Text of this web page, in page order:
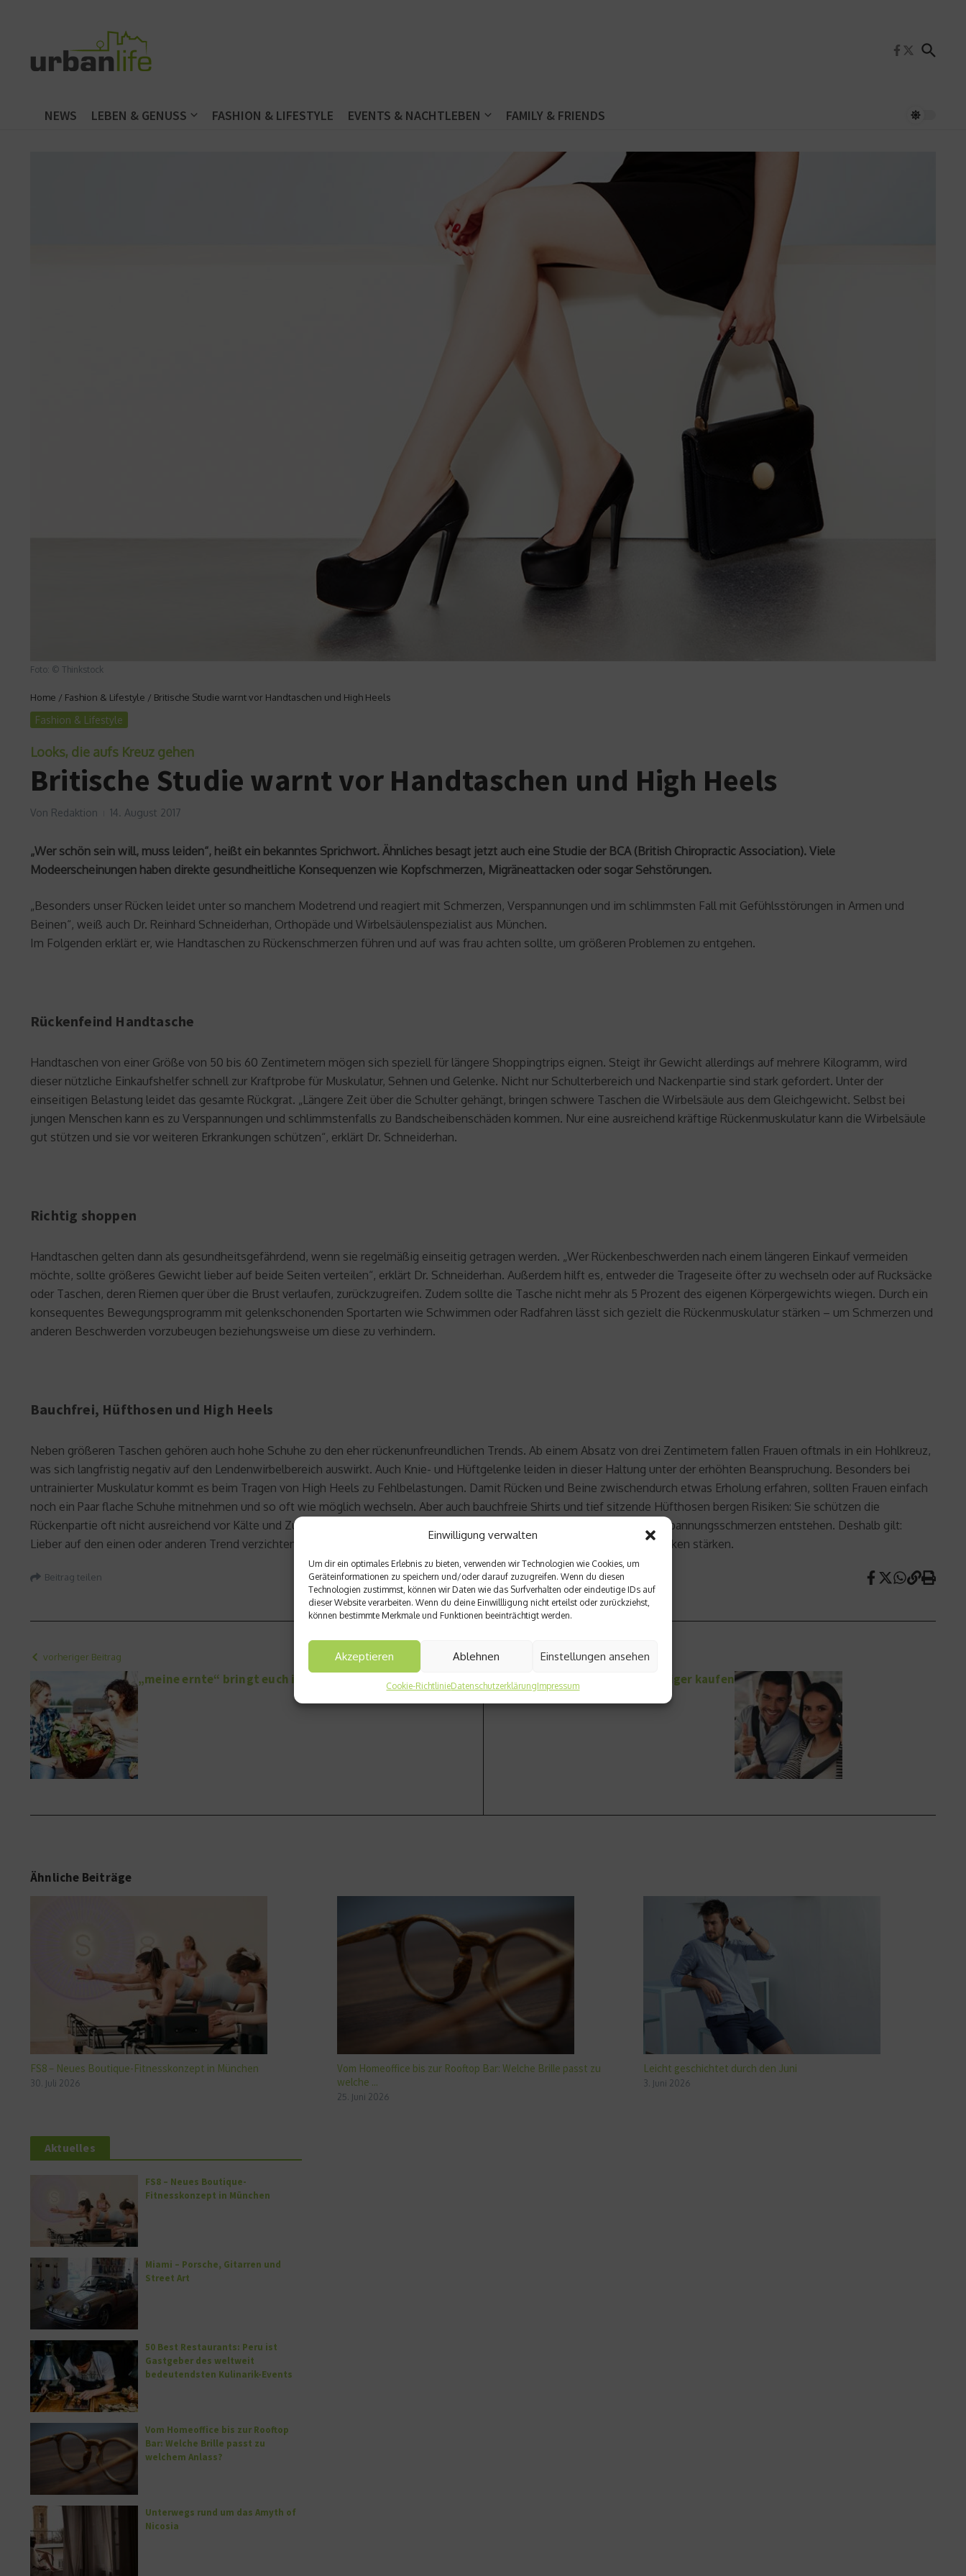
Einwilligung verwalten
Um dir ein optimales Erlebnis zu bieten, verwenden wir Technologien wie Cookies, um
Geräteinformationen zu speichern und/oder darauf zuzugreifen. Wenn du diesen
Technologien zustimmst, können wir Daten wie das Surfverhalten oder eindeutige IDs auf
dieser Website verarbeiten. Wenn du deine Einwillligung nicht erteilst oder zurückziehst,
können bestimmte Merkmale und Funktionen beeinträchtigt werden.
Akzeptieren Ablehnen Einstellungen ansehen
Cookie-RichtlinieDatenschutzerklärungImpressum
NEWS LEBEN & GENUSS FASHION & LIFESTYLE EVENTS & NACHTLEBEN FAMILY & FRIENDS
Foto: © Thinkstock
Home / Fashion & Lifestyle / Britische Studie warnt vor Handtaschen und High Heels
Fashion & Lifestyle
Looks, die aufs Kreuz gehen
Britische Studie warnt vor Handtaschen und High Heels
Von Redaktion 14. August 2017
„Wer schön sein will, muss leiden“, heißt ein bekanntes Sprichwort. Ähnliches besagt jetzt auch eine Studie der BCA (British Chiropractic Association). Viele
Modeerscheinungen haben direkte gesundheitliche Konsequenzen wie Kopfschmerzen, Migräneattacken oder sogar Sehstörungen.
„Besonders unser Rücken leidet unter so manchem Modetrend und reagiert mit Schmerzen, Verspannungen und im schlimmsten Fall mit Gefühlsstörungen in Armen und
Beinen“, weiß auch Dr. Reinhard Schneiderhan, Orthopäde und Wirbelsäulenspezialist aus München.
Im Folgenden erklärt er, wie Handtaschen zu Rückenschmerzen führen und auf was frau achten sollte, um größeren Problemen zu entgehen.
Rückenfeind Handtasche
Handtaschen von einer Größe von 50 bis 60 Zentimetern mögen sich speziell für längere Shoppingtrips eignen. Steigt ihr Gewicht allerdings auf mehrere Kilogramm, wird
dieser nützliche Einkaufshelfer schnell zur Kraftprobe für Muskulatur, Sehnen und Gelenke. Nicht nur Schulterbereich und Nackenpartie sind stark gefordert. Unter der
einseitigen Belastung leidet das gesamte Rückgrat. „Längere Zeit über die Schulter gehängt, bringen schwere Taschen die Wirbelsäule aus dem Gleichgewicht. Selbst bei
jungen Menschen kann es zu Verspannungen und schlimmstenfalls zu Bandscheibenschäden kommen. Nur eine ausreichend kräftige Rückenmuskulatur kann die Wirbelsäule
gut stützen und sie vor weiteren Erkrankungen schützen“, erklärt Dr. Schneiderhan.
Richtig shoppen
Handtaschen gelten dann als gesundheitsgefährdend, wenn sie regelmäßig einseitig getragen werden. „Wer Rückenbeschwerden nach einem längeren Einkauf vermeiden
möchte, sollte größeres Gewicht lieber auf beide Seiten verteilen“, erklärt Dr. Schneiderhan. Außerdem hilft es, entweder die Trageseite öfter zu wechseln oder auf Rucksäcke
oder Taschen, deren Riemen quer über die Brust verlaufen, zurückzugreifen. Zudem sollte die Tasche nicht mehr als 5 Prozent des eigenen Körpergewichts wiegen. Durch ein
konsequentes Bewegungsprogramm mit gelenkschonenden Sportarten wie Schwimmen oder Radfahren lässt sich gezielt die Rückenmuskulatur stärken – um Schmerzen und
anderen Beschwerden vorzubeugen beziehungsweise um diese zu verhindern.
Bauchfrei, Hüfthosen und High Heels
Neben größeren Taschen gehören auch hohe Schuhe zu den eher rückenunfreundlichen Trends. Ab einem Absatz von drei Zentimetern fallen Frauen oftmals in ein Hohlkreuz,
was sich langfristig negativ auf den Lendenwirbelbereich auswirkt. Auch Knie- und Hüftgelenke leiden in dieser Haltung unter der erhöhten Beanspruchung. Besonders bei
untrainierter Muskulatur kommt es beim Tragen von High Heels zu Fehlbelastungen. Damit Rücken und Beine zwischendurch etwas Erholung erfahren, sollten Frauen einfach
noch ein Paar flache Schuhe mitnehmen und so oft wie möglich wechseln. Aber auch bauchfreie Shirts und tief sitzende Hüfthosen bergen Risiken: Sie schützen die
Rückenpartie oft nicht ausreichend vor Kälte und Zugluft. Dadurch ziehen sich die Muskeln zusammen, wodurch häufig Verspannungsschmerzen entstehen. Deshalb gilt:
Lieber auf den einen oder anderen Trend verzichten, stets auf Körpersignale achten und durch Bewegung und Sport den Rücken stärken.
Beitrag teilen
vorheriger Beitrag
„meine ernte“ bringt euch in den Garten
Nächster Beitrag
Neu- und Gebrauchtwagen günstiger kaufen
Ähnliche Beiträge
FS8 – Neues Boutique-Fitnesskonzept in München
30. Juli 2026
Vom Homeoffice bis zur Rooftop Bar: Welche Brille passt zu
welche ...
25. Juni 2026
Leicht geschichtet durch den Juni
3. Juni 2026
Aktuelles
FS8 – Neues Boutique-
Fitnesskonzept in München
Miami – Porsche, Gitarren und
Street Art
50 Best Restaurants: Peru ist
Gastgeber des weltweit
bedeutendsten Kulinarik-Events
Vom Homeoffice bis zur Rooftop
Bar: Welche Brille passt zu
welchem Anlass?
Unterwegs rund um das Amyth of
Nicosia